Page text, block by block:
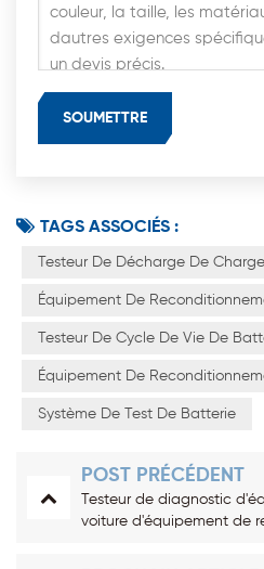
TAGS ASSOCIÉS :
Testeur De Décharge De
Équipement De
Testeur De Cycle De Vie De
Équipement De
Système De Test De Batterie
POST PRÉCÉDENT
Testeur de diagnostic
voiture d'équipement de